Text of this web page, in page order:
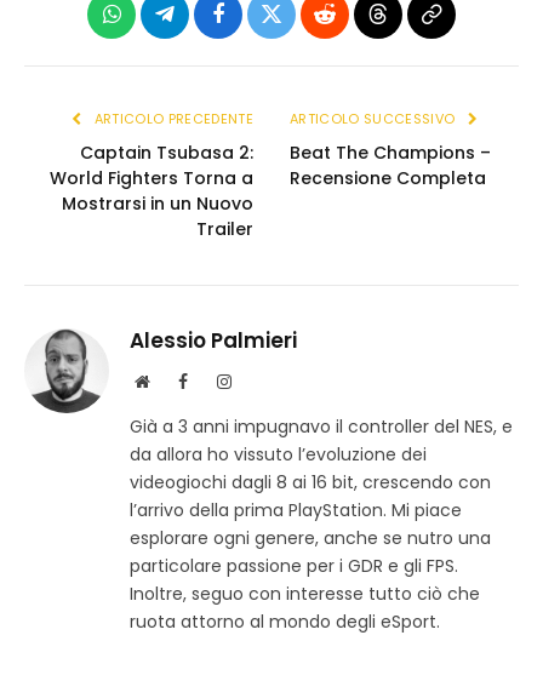
WhatsAppTelegramFacebook
X
RedditThreadsCopia
ARTICOLO PRECEDENTE
Captain Tsubasa 2:
World Fighters Torna a
Mostrarsi in un Nuovo
Trailer
ARTICOLO SUCCESSIVO
Beat The Champions –
Recensione Completa
Alessio Palmieri
S
t
o
w
F
c
e
b
I
s
t
a
r
a
m
Già a 3 anni impugnavo il controller del NES, e
da allora ho vissuto l’evoluzione dei
videogiochi dagli 8 ai 16 bit, crescendo con
l’arrivo della prima PlayStation. Mi piace
esplorare ogni genere, anche se nutro una
particolare passione per i GDR e gli FPS.
Inoltre, seguo con interesse tutto ciò che
ruota attorno al mondo degli eSport.